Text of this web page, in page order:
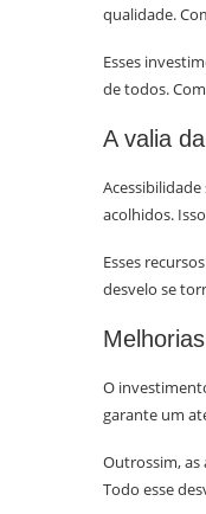
qualidade.
Esses
de todos.
A valia
acolhidos.
Esses
desvelo se
O
garante um
Outrossim, as
Todo esse